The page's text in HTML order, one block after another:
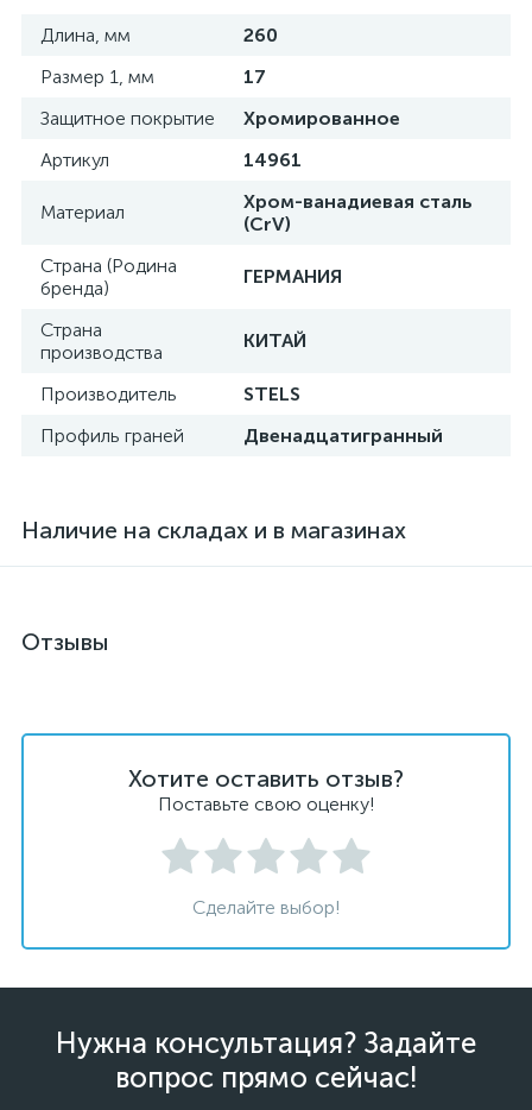
Длина, мм
260
Размер 1, мм
17
Защитное покрытие
Хромированное
Артикул
14961
Материал
Хром-ванадиевая сталь
(CrV)
Страна (Родина
бренда)
ГЕРМАНИЯ
Страна
производства
КИТАЙ
Производитель
STELS
Профиль граней
Двенадцатигранный
Наличие на складах и в магазинах
Отзывы
Хотите оставить отзыв?
Поставьте свою оценку!
Сделайте выбор!
Нужна консультация? Задайте
вопрос прямо сейчас!